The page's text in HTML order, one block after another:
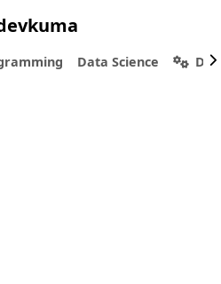
Data Science